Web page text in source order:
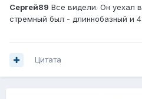
Сергей89 Все видели. Он уехал
стремный был - длиннобазный и
Цитата